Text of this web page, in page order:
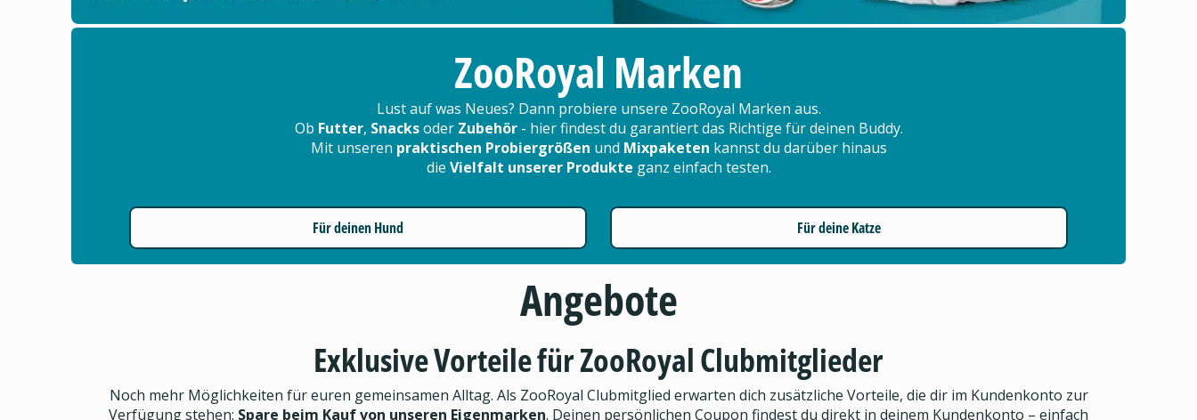
ZooRoyal Marken
Lust auf was Neues? Dann probiere unsere ZooRoyal Marken aus.
Ob Futter, Snacksoder Zubehör - hier findest du garantiert das Richtige für deinen Buddy.
Mit unseren praktischen Probiergrößen und Mixpaketen kannst du darüber hinaus
die Vielfalt unserer Produkte ganz einfach testen.
Für deinen Hund Für deine Katze
Angebote
Exklusive Vorteile für ZooRoyal Clubmitglieder
Noch mehr Möglichkeiten für euren gemeinsamen Alltag. Als ZooRoyal Clubmitglied erwarten dich zusätzliche Vorteile, die dir im Kundenkonto zur
Verfügung stehen: Spare beim Kauf von unseren Eigenmarken. Deinen persönlichen Coupon findest du direkt in deinem Kundenkonto – einfach